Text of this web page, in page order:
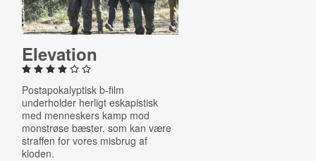
Elevation
Postapokalyptisk b-film
underholder herligt eskapistisk
med menneskers kamp mod
monstrøse bæster, som kan være
straffen for vores misbrug af
kloden.